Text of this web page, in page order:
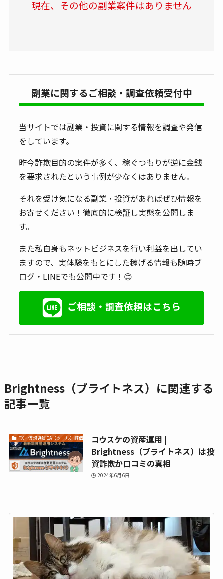
現在、その他の副業案件はありません
副業に関するご相談・調査依頼受付中
当サイトでは副業・投資に関する情報を調査や発信
をしています。
昨今詐欺目的の案件が多く、稼ぐつもりが逆に金銭
を要求されたという事例が少なくはありません。
それを受け気になる副業・投資があればぜひ情報を
お寄せください！徹底的に検証し実態を公開しま
す。
また私自身もネットビジネスを行い利益を出してい
ますので、実体験をもとにした稼げる情報も随時ブ
ログ・LINEでも公開中です！😊
ご相談・調査依頼はこちら
Brightness（ブライトネス）に関連する
記事一覧
FX・仮想通貨EA（ツール）評価
コウスケの資産運用 |
Brightness（ブライトネス）は投
資詐欺か口コミの真相
2024年6月6日